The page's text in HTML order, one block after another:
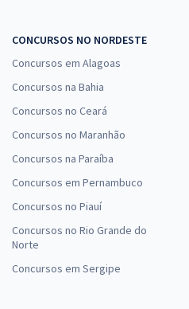
CONCURSOS NO NORDESTE
Concursos em Alagoas
Concursos na Bahia
Concursos no Ceará
Concursos no Maranhão
Concursos na Paraíba
Concursos em Pernambuco
Concursos no Piauí
Concursos no Rio Grande do
Norte
Concursos em Sergipe